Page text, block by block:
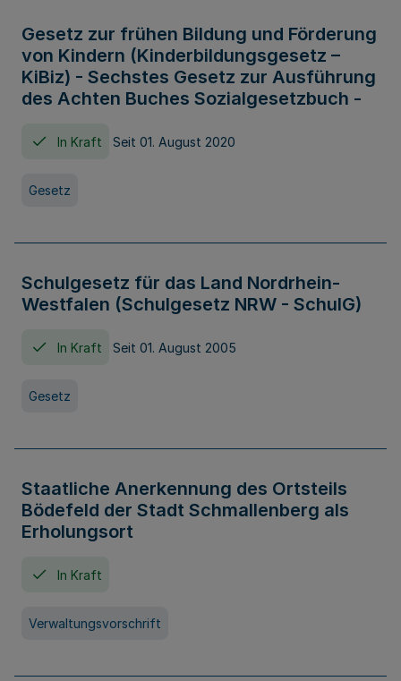
Gesetz zur frühen Bildung und Förderung
von Kindern (Kinderbildungsgesetz –
KiBiz) - Sechstes Gesetz zur Ausführung
des Achten Buches Sozialgesetzbuch -
In Kraft Seit 01. August 2020
Gesetz
Schulgesetz für das Land Nordrhein-
Westfalen (Schulgesetz NRW - SchulG)
In Kraft Seit 01. August 2005
Gesetz
Staatliche Anerkennung des Ortsteils
Bödefeld der Stadt Schmallenberg als
Erholungsort
In Kraft
Verwaltungsvorschrift